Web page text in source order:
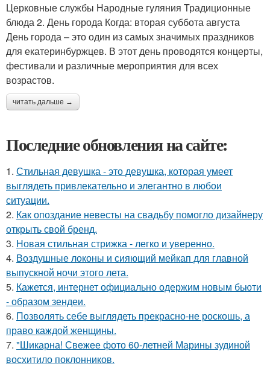
Церковные службы Народные гуляния Традиционные
блюда 2. День города Когда: вторая суббота августа
День города – это один из самых значимых праздников
для екатеринбуржцев. В этот день проводятся концерты,
фестивали и различные мероприятия для всех
возрастов.
читать дальше →
Последние обновления на сайте:
1. Стильная девушка - это девушка, которая умеет
выглядеть привлекательно и элегантно в любои
ситуации.
2. Как опоздание невесты на свадьбу помогло дизайнеру
открыть свой бренд.
3. Новая стильная стрижка - легко и уверенно.
4. Воздушные локоны и сияющий мейкап для главной
выпускной ночи этого лета.
5. Кажется, интернет официально одержим новым бьюти
- образом зендеи.
6. Позволять себе выглядеть прекрасно-не роскошь, а
право каждой женщины.
7. "Шикарна! Свежее фото 60-летней Марины зудиной
восхитило поклонников.